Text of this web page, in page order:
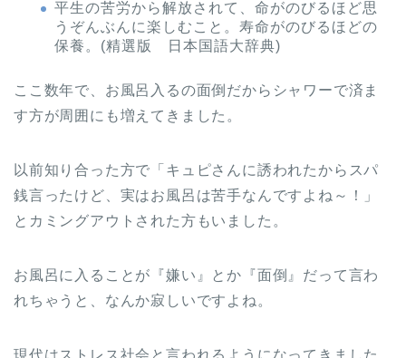
平生の苦労から解放されて、命がのびるほど思
うぞんぶんに楽しむこと。寿命がのびるほどの
保養。(精選版 日本国語大辞典)
ここ数年で、お風呂入るの面倒だからシャワーで済ま
す方が周囲にも増えてきました。
以前知り合った方で「キュピさんに誘われたからスパ
銭言ったけど、実はお風呂は苦手なんですよね～！」
とカミングアウトされた方もいました。
お風呂に入ることが『嫌い』とか『面倒』だって言わ
れちゃうと、なんか寂しいですよね。
現代はストレス社会と言われるようになってきました